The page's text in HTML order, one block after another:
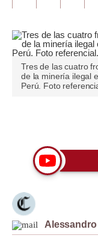
Editorial
Pregunta de hoy
Viajes
Moda
Estilos
Tres de las cuatro
de la minería ilegal
Perú. Foto
Alessandro